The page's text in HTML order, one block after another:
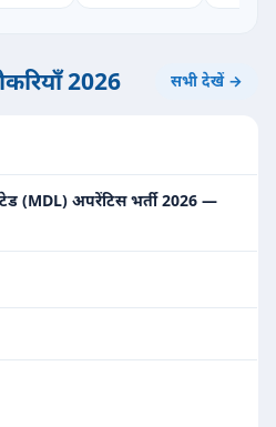
2026 सभी देखें →
(MDL) अपरेंटिस भर्ती 2026 —